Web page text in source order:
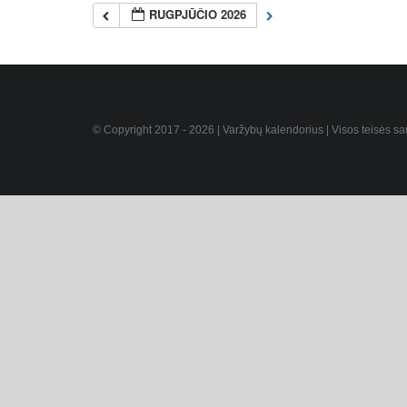
RUGPJŪČIO 2026
© Copyright 2017 - 2026 | Varžybų kalendorius | Visos teisės